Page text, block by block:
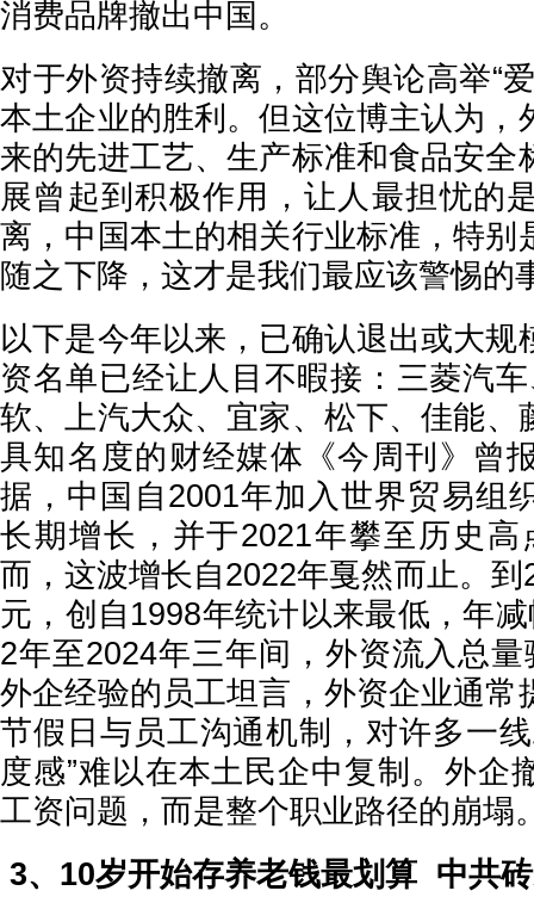
消费品牌撤出中国。
对于外资持续撤离，部分舆论高举“
本土企业的胜利。但这位博主认为，
来的先进工艺、生产标准和食品安全
展曾起到积极作用，让人最担忧的
离，中国本土的相关行业标准，特别
随之下降，这才是我们最应该警惕的
以下是今年以来，已确认退出或大规
资名单已经让人目不暇接：三菱汽
软、上汽大众、宜家、松下、佳能
具知名度的财经媒体《今周刊》曾
据，中国自2001年加入世界贸易组
长期增长，并于2021年攀至历史高
而，这波增长自2022年戛然而止。
元，创自1998年统计以来最低，年
2年至2024年三年间，外资流入总
外企经验的员工坦言，外资企业通常
节假日与员工沟通机制，对许多一
度感”难以在本土民企中复制。外企
工资问题，而是整个职业路径的崩塌
3、10岁开始存养老钱最划算 中共